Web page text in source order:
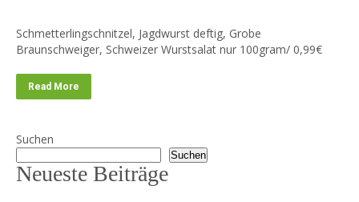
Schmetterlingschnitzel, Jagdwurst deftig, Grobe
Braunschweiger, Schweizer Wurstsalat nur 100gram/ 0,99€
Read More
Suchen
Suchen
Neueste Beiträge